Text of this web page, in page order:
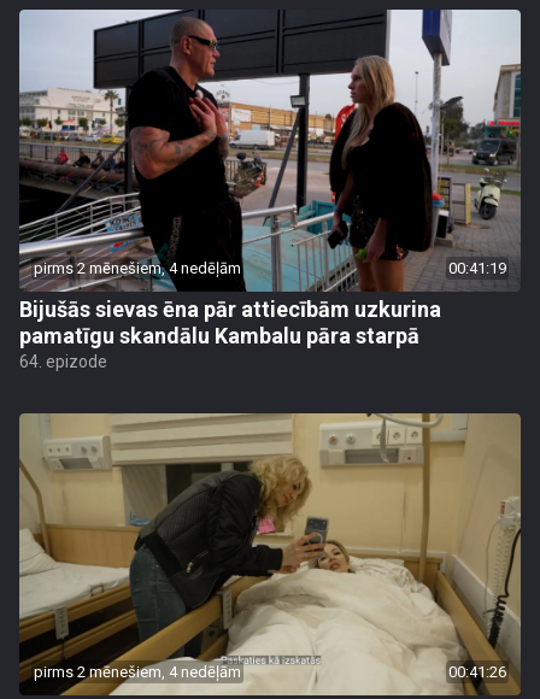
pirms 2 mēnešiem, 4 nedēļām 00:41:19
Bijušās sievas ēna pār attiecībām uzkurina
pamatīgu skandālu Kambalu pāra starpā
64. epizode
pirms 2 mēnešiem, 4 nedēļām 00:41:26